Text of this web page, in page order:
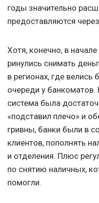
годы значительно
предоставляются
Хотя, конечно, в
ринулись снимать
в регионах, где
очереди у банкоматов.
система была
«подставил плечо» и
гривны, банки были в
клиентов, пополнять
и отделения. Плюс
по снятию наличных,
помогли.